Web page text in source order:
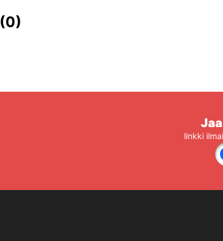
(0)
linkki